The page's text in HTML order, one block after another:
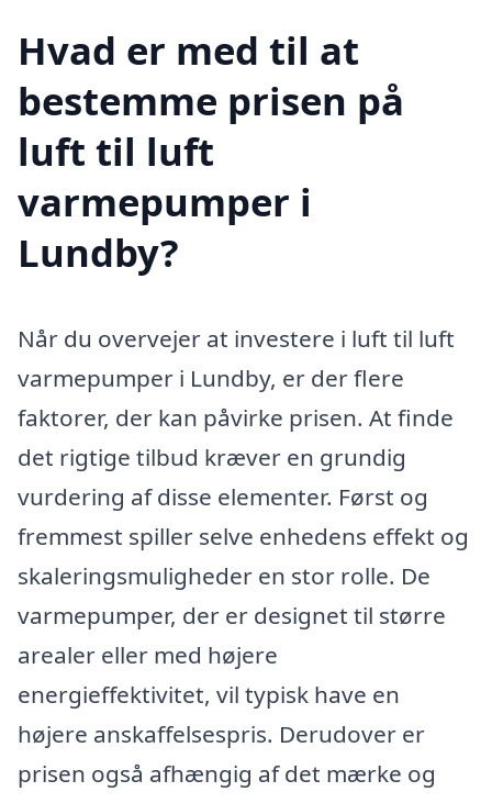
Hvad er med til at
bestemme prisen på
luft til luft
varmepumper i
Lundby?
Når du overvejer at investere i luft til luft
varmepumper i Lundby, er der flere
faktorer, der kan påvirke prisen. At finde
det rigtige tilbud kræver en grundig
vurdering af disse elementer. Først og
fremmest spiller selve enhedens effekt og
skaleringsmuligheder en stor rolle. De
varmepumper, der er designet til større
arealer eller med højere
energieffektivitet, vil typisk have en
højere anskaffelsespris. Derudover er
prisen også afhængig af det mærke og